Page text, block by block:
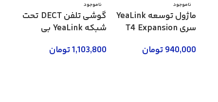
ناموجود
ماژول توسعه YeaLink
سری T4 Expansion
940,000تومان
ناموجود
گوشی تلفن DECT تحت
شبکه YeaLink بی
1,103,800تومان